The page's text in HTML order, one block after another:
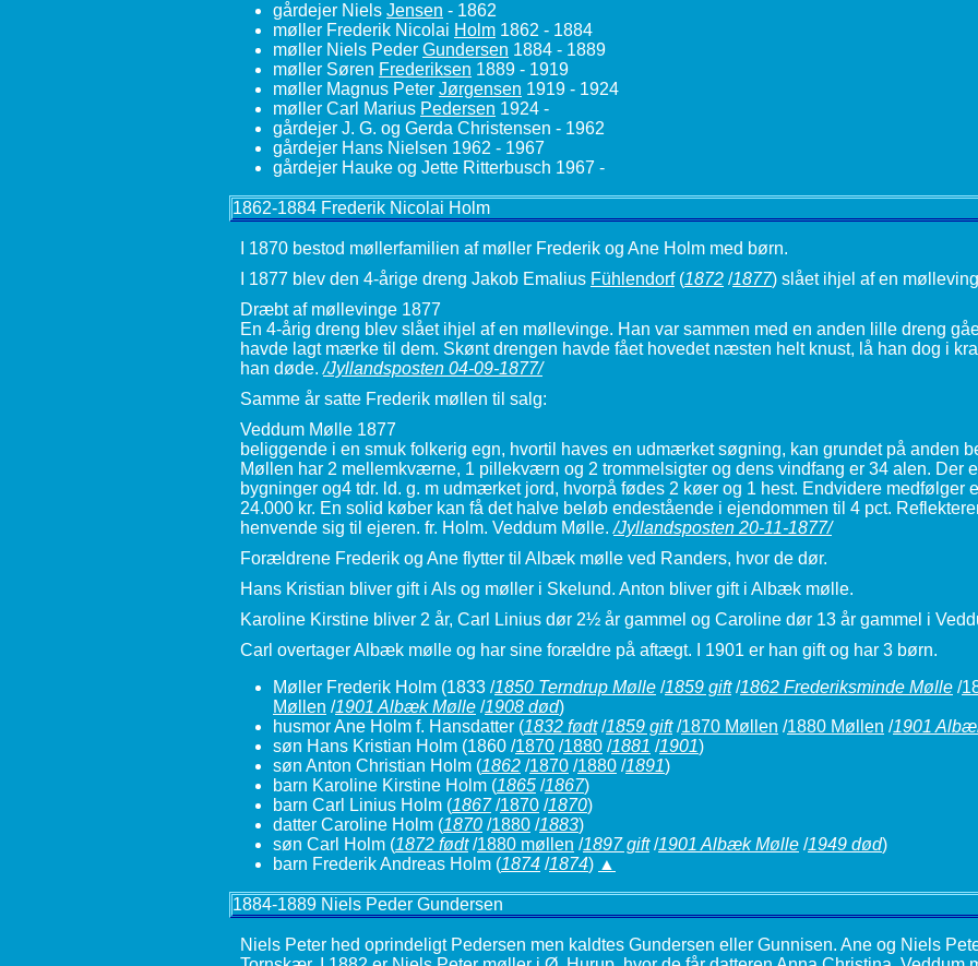
gårdejer Niels Jensen - 1862
møller Frederik Nicolai Holm 1862 - 1884
møller Niels Peder Gundersen 1884 - 1889
møller Søren Frederiksen 1889 - 1919
møller Magnus Peter Jørgensen 1919 - 1924
møller Carl Marius Pedersen 1924 -
gårdejer J. G. og Gerda Christensen - 1962
gårdejer Hans Nielsen 1962 - 1967
gårdejer Hauke og Jette Ritterbusch 1967 -
1862-1884 Frederik Nicolai Holm
I 1870 bestod møllerfamilien af møller Frederik og Ane Holm med børn.
I 1877 blev den 4-årige dreng Jakob Emalius Fühlendorf (1872 /1877) slået ihjel af en
Dræbt af møllevinge 1877
En 4-årig dreng blev slået ihjel af en møllevinge. Han var sammen med en anden lille dreng
havde lagt mærke til dem. Skønt drengen havde fået hovedet næsten helt knust, lå han dog i
han døde./Jyllandsposten 04-09-1877/
Samme år satte Frederik møllen til salg:
Veddum Mølle 1877
beliggende i en smuk folkerig egn, hvortil haves en udmærket søgning, kan grundet på anden
Møllen har 2 mellemkværne, 1 pillekværn og 2 trommelsigter og dens vindfang er 34 alen. Der
bygninger og4 tdr. ld. g. m udmærket jord, hvorpå fødes 2 køer og 1 hest. Endvidere medfølger
24.000 kr. En solid køber kan få det halve beløb endestående i ejendommen til 4 pct.
henvende sig til ejeren. fr. Holm. Veddum Mølle./Jyllandsposten 20-11-1877/
Forældrene Frederik og Ane flytter til Albæk mølle ved Randers, hvor de dør.
Hans Kristian bliver gift i Als og møller i Skelund. Anton bliver gift i Albæk mølle.
Karoline Kirstine bliver 2 år, Carl Linius dør 2½ år gammel og Caroline dør 13 år gammel i
Carl overtager Albæk mølle og har sine forældre på aftægt. I 1901 er han gift og har 3 børn.
Møller Frederik Holm (1833 /1850 Terndrup Mølle /1859 gift/1862 Frederiksminde Mølle /
Møllen /1901 Albæk Mølle /1908 død)
husmor Ane Holm f. Hansdatter (1832 født/1859 gift/1870 Møllen /1880 Møllen /1901
søn Hans Kristian Holm (1860 /1870 /1880 /1881 /1901)
søn Anton Christian Holm (1862 /1870 /1880 /1891)
barn Karoline Kirstine Holm (1865 /1867)
barn Carl Linius Holm (1867/1870 /1870)
datter Caroline Holm (1870 /1880 /1883)
søn Carl Holm (1872 født/1880 møllen /1897 gift/1901 Albæk Mølle /1949 død)
barn Frederik Andreas Holm (1874 /1874) ▲
1884-1889 Niels Peder Gundersen
Niels Peter hed oprindeligt Pedersen men kaldtes Gundersen eller Gunnisen. Ane og Niels